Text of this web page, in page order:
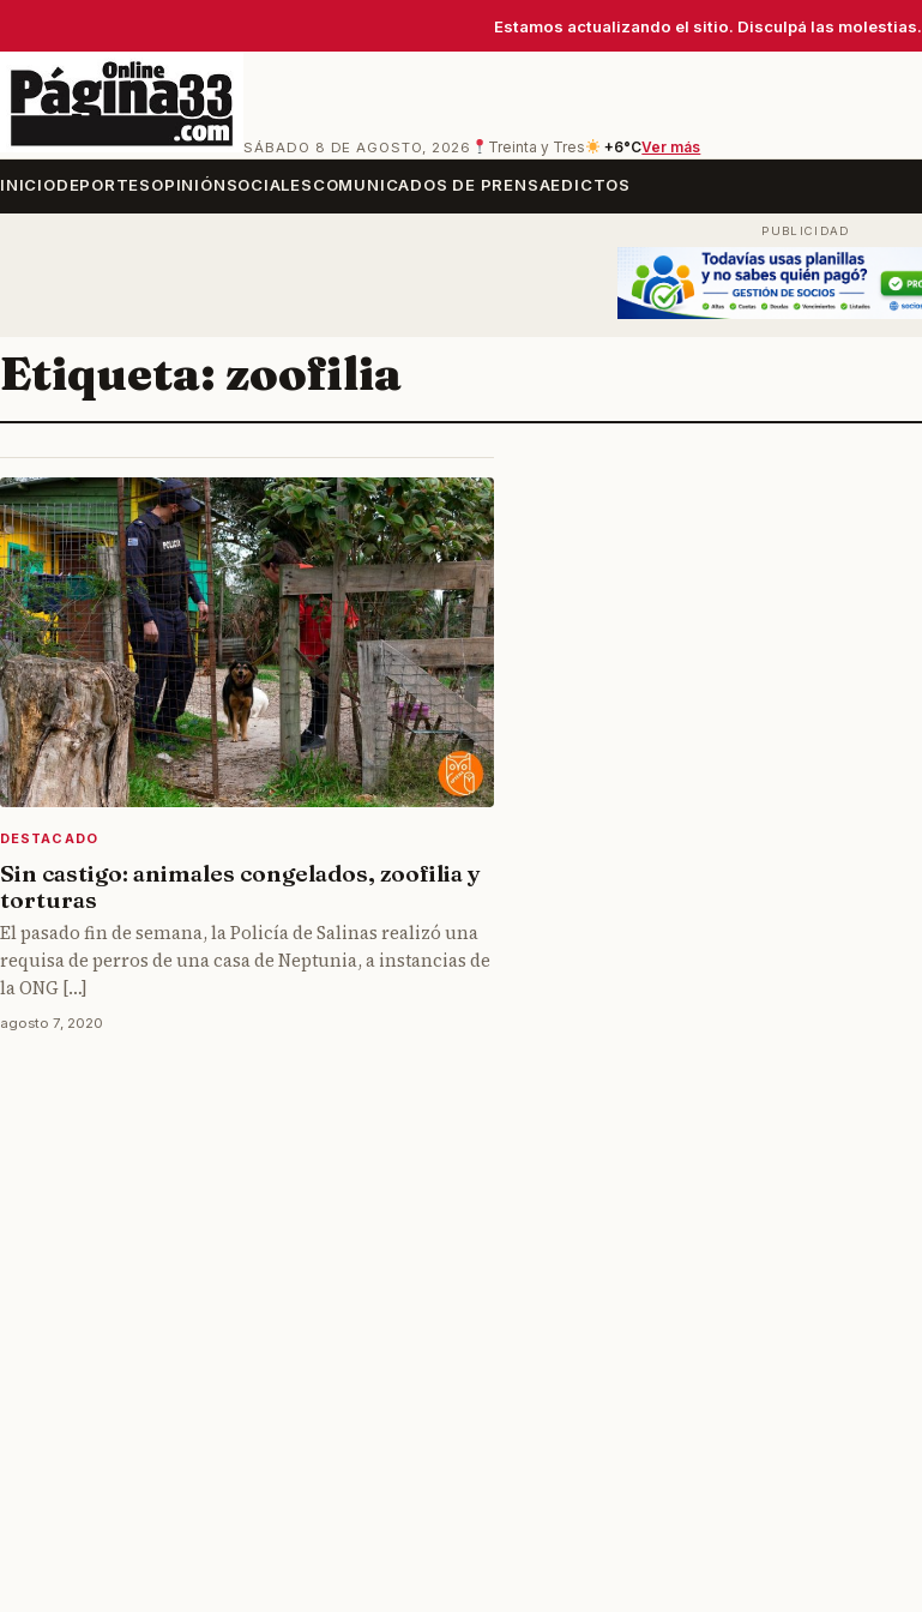
Estamos actualizando el sitio. Disculpá las molestias.
SÁBADO 8 DE AGOSTO, 2026 Treinta y Tres +6°CVer más
INICIODEPORTESOPINIÓNSOCIALESCOMUNICADOS DE PRENSAEDICTOS
Etiqueta: zoofilia
DESTACADO
Sin castigo: animales congelados, zoofilia y
torturas
El pasado fin de semana, la Policía de Salinas realizó una
requisa de perros de una casa de Neptunia, a instancias de
la ONG […]
agosto 7, 2020